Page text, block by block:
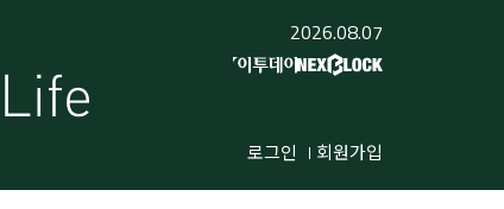
2026.08.07
로그인 회원가입